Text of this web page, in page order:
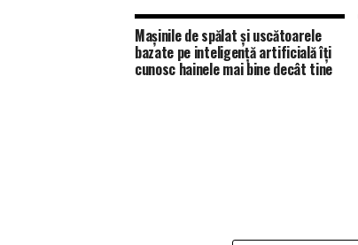
Mașinile de spălat și uscătoarele
bazate pe inteligență artificială îți
cunosc hainele mai bine decât tine